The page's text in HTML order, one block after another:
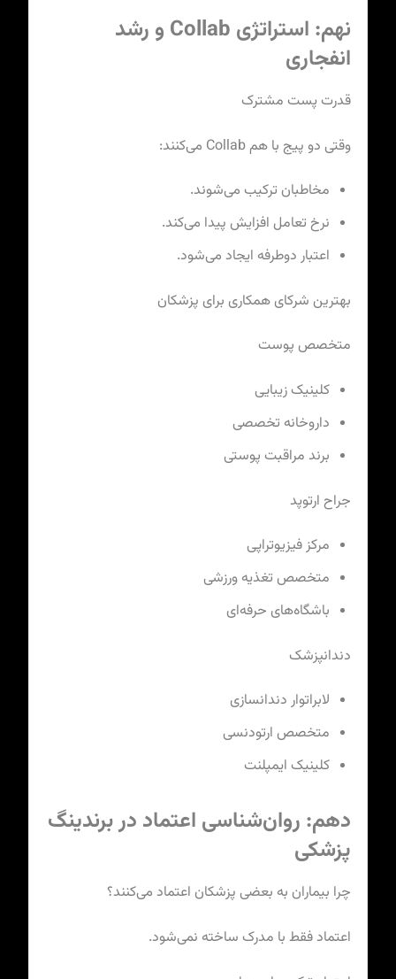
نهم: استراتژی Collab و رشد
انفجاری
قدرت پست مشترک
وقتی دو پیج با هم Collab می‌کنند:
مخاطبان ترکیب می‌شوند.
نرخ تعامل افزایش پیدا می‌کند.
اعتبار دوطرفه ایجاد می‌شود.
بهترین شرکای همکاری برای پزشکان
متخصص پوست
کلینیک زیبایی
داروخانه تخصصی
برند مراقبت پوستی
جراح ارتوپد
مرکز فیزیوتراپی
متخصص تغذیه ورزشی
باشگاه‌های حرفه‌ای
دندانپزشک
لابراتوار دندانسازی
متخصص ارتودنسی
کلینیک ایمپلنت
دهم: روان‌شناسی اعتماد در برندینگ
پزشکی
چرا بیماران به بعضی پزشکان اعتماد می‌کنند؟
اعتماد فقط با مدرک ساخته نمی‌شود.